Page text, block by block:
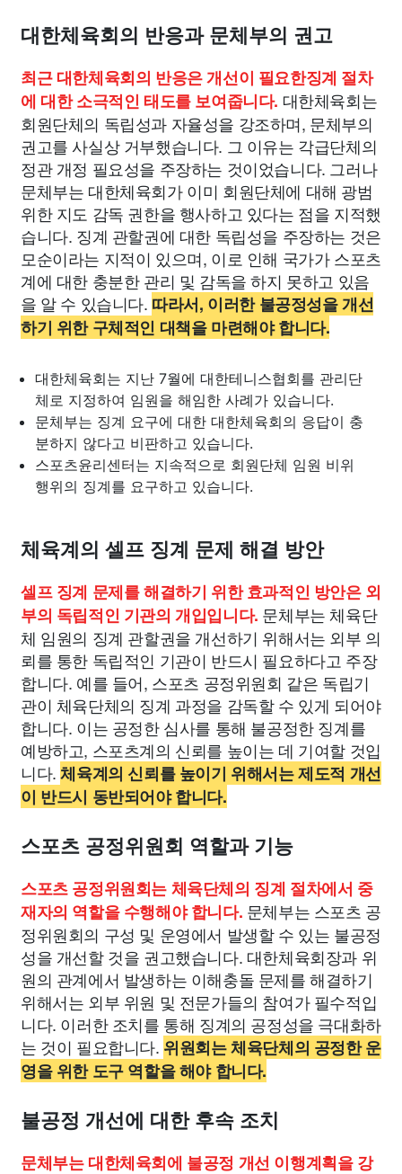
대한체육회의 반응과 문체부의 권고
최근 대한체육회의 반응은 개선이 필요한징계 절차
에 대한 소극적인 태도를 보여줍니다. 대한체육회는
회원단체의 독립성과 자율성을 강조하며, 문체부의
권고를 사실상 거부했습니다. 그 이유는 각급단체의
정관 개정 필요성을 주장하는 것이었습니다. 그러나
문체부는 대한체육회가 이미 회원단체에 대해 광범
위한 지도 감독 권한을 행사하고 있다는 점을 지적했
습니다. 징계 관할권에 대한 독립성을 주장하는 것은
모순이라는 지적이 있으며, 이로 인해 국가가 스포츠
계에 대한 충분한 관리 및 감독을 하지 못하고 있음
을 알 수 있습니다. 따라서, 이러한 불공정성을 개선
하기 위한 구체적인 대책을 마련해야 합니다.
대한체육회는 지난 7월에 대한테니스협회를 관리단
체로 지정하여 임원을 해임한 사례가 있습니다.
문체부는 징계 요구에 대한 대한체육회의 응답이 충
분하지 않다고 비판하고 있습니다.
스포츠윤리센터는 지속적으로 회원단체 임원 비위
행위의 징계를 요구하고 있습니다.
체육계의 셀프 징계 문제 해결 방안
셀프 징계 문제를 해결하기 위한 효과적인 방안은 외
부의 독립적인 기관의 개입입니다. 문체부는 체육단
체 임원의 징계 관할권을 개선하기 위해서는 외부 의
뢰를 통한 독립적인 기관이 반드시 필요하다고 주장
합니다. 예를 들어, 스포츠 공정위원회 같은 독립기
관이 체육단체의 징계 과정을 감독할 수 있게 되어야
합니다. 이는 공정한 심사를 통해 불공정한 징계를
예방하고, 스포츠계의 신뢰를 높이는 데 기여할 것입
니다.체육계의 신뢰를 높이기 위해서는 제도적 개선
이 반드시 동반되어야 합니다.
스포츠 공정위원회 역할과 기능
스포츠 공정위원회는 체육단체의 징계 절차에서 중
재자의 역할을 수행해야 합니다. 문체부는 스포츠 공
정위원회의 구성 및 운영에서 발생할 수 있는 불공정
성을 개선할 것을 권고했습니다. 대한체육회장과 위
원의 관계에서 발생하는 이해충돌 문제를 해결하기
위해서는 외부 위원 및 전문가들의 참여가 필수적입
니다. 이러한 조치를 통해 징계의 공정성을 극대화하
는 것이 필요합니다. 위원회는 체육단체의 공정한 운
영을 위한 도구 역할을 해야 합니다.
불공정 개선에 대한 후속 조치
문체부는 대한체육회에 불공정 개선 이행계획을 강